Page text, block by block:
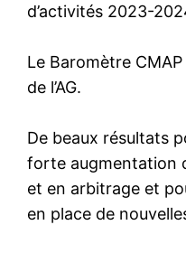
d’activités 2023-
Le Baromètre
de l’AG.
De beaux résultats
forte augmentation
et en arbitrage et
en place de